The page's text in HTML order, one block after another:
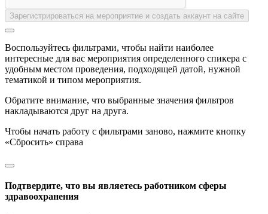
Зарегистрироваться на мероприятие и создать аккаунт на сайте
Воспользуйтесь фильтрами, чтобы найти наиболее
интересные для вас мероприятия определенного спикера с
удобным местом проведения, подходящей датой, нужной
тематикой и типом мероприятия.
Обратите внимание, что выбранные значения фильтров
накладываются друг на друга.
Чтобы начать работу с фильтрами заново, нажмите кнопку
«Сбросить» справа
Подтвердите, что вы являетесь работником сферы
здравоохранения